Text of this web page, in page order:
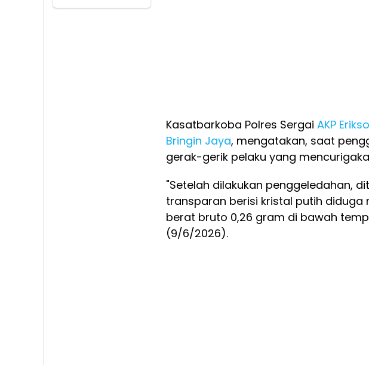
Kasatbarkoba Polres Sergai AKP
Bringin Jaya, mengatakan, saat
gerak-gerik pelaku yang
"Setelah dilakukan penggeledahan,
transparan berisi kristal putih diduga
berat bruto 0,26 gram di bawah
(9/6/2026).